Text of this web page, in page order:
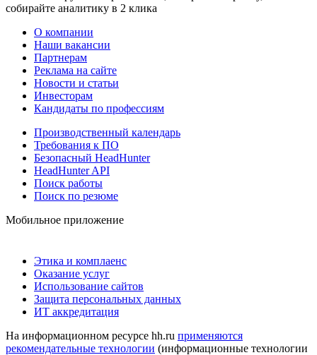
собирайте аналитику в 2 клика
О компании
Наши вакансии
Партнерам
Реклама на сайте
Новости и статьи
Инвесторам
Кандидаты по профессиям
Производственный календарь
Требования к ПО
Безопасный HeadHunter
HeadHunter API
Поиск работы
Поиск по резюме
Мобильное приложение
Этика и комплаенс
Оказание услуг
Использование сайтов
Защита персональных данных
ИТ аккредитация
На информационном ресурсе hh.ru применяются
рекомендательные технологии (информационные технологии